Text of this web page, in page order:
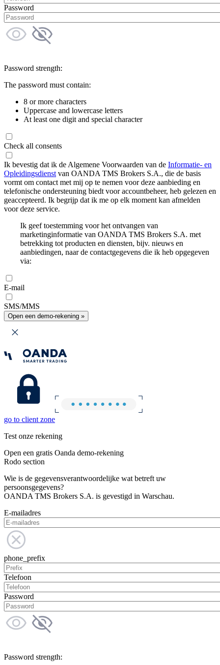
Password
Password strength:
The password must contain:
8 or more characters
Uppercase and lowercase letters
At least one digit and special character
Check all consents
Ik bevestig dat ik de Algemene Voorwaarden van de Informatie- en
Opleidingsdienst van OANDA TMS Brokers S.A., die de basis
vormt om contact met mij op te nemen voor deze aanbieding en
telefonische ondersteuning biedt voor accountbeheer, heb gelezen en
geaccepteerd. Ik begrijp dat ik me op elk moment kan afmelden
voor deze service.
Ik geef toestemming voor het ontvangen van
marketinginformatie van OANDA TMS Brokers S.A. met
betrekking tot producten en diensten, bijv. nieuws en
aanbiedingen, naar de contactgegevens die ik heb opgegeven
via:
E-mail
SMS/MMS
Open een demo-rekening »
go to client zone
Test onze rekening
Open een gratis Oanda demo-rekening
Rodo section
Wie is de gegevensverantwoordelijke wat betreft uw
persoonsgegevens?
OANDA TMS Brokers S.A. is gevestigd in Warschau.
E-mailadres
phone_prefix
Telefoon
Password
Password strength: